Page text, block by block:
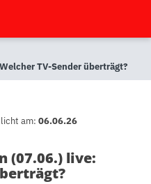
TV-Sender überträgt?
am: 06.06.26
(07.06.) live: